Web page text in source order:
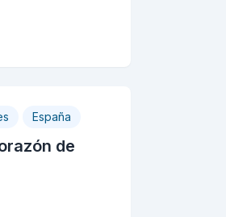
España
de